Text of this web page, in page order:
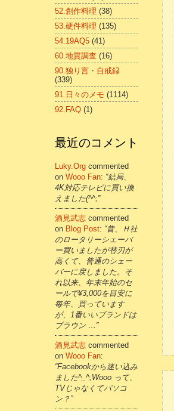
52.創作料理 (38)
53.硬件料理 (135)
54.19AQ5 (41)
60.地質調査 (16)
90.独り言・自戒録
(339)
91.日々のメモ (1114)
92.FAQ (1)
最近のコメント
Luky.org commented
on Wooo Fan: “結局、
4K対応テレビに買い換
えました(^^;”
酒見武志 commented
on Blog Post: “昔、Ｈ社
のロータリーシェーバ
ー買いましたが替刃が
高くて、普通のシェー
バーに戻しました。そ
れ以来、年末年始のセ
ールで¥3,000を目安に
毎年、買っています
が、1番いいブランドは
ブラウン …”
酒見武志 commented
on Wooo Fan:
“Facebookから迷い込み
ました^_^;Wooo って、
TVじゃなくてパソコ
ン？”